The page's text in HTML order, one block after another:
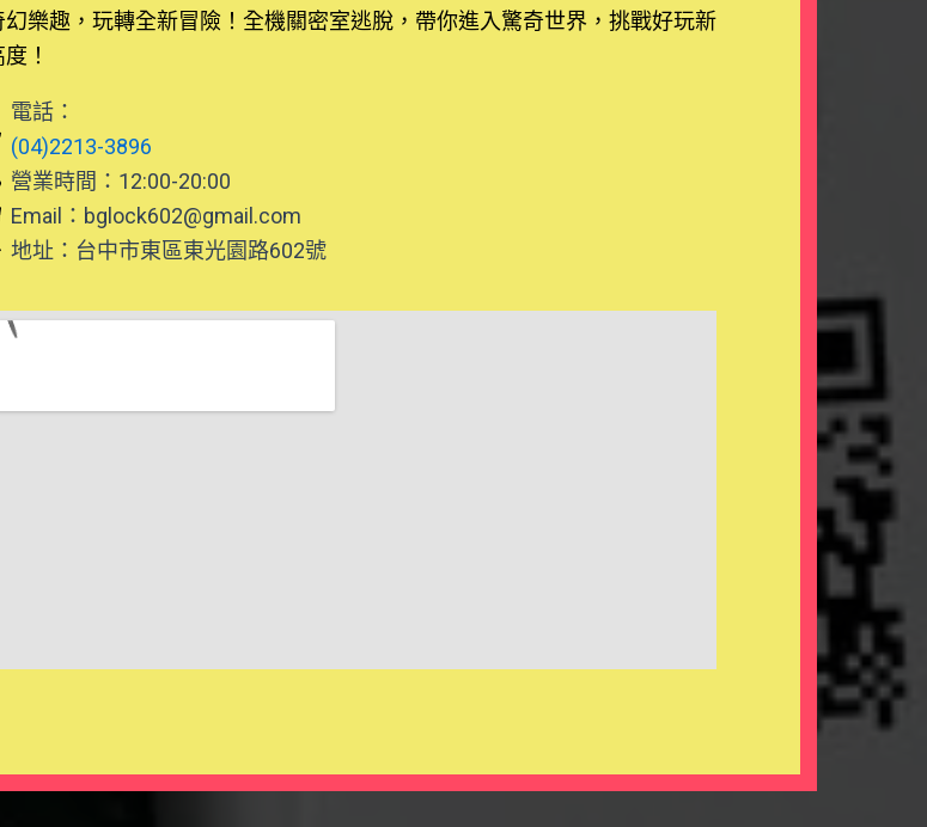
幻樂趣，玩轉全新冒險！全機關密室逃脫，帶你進入驚奇世界，挑戰好玩新
！
電話：
(04)2213-3896
營業時間：12:00-20:00
Email： bglock602@gmail.com
地址：台中市東區東光園路602號